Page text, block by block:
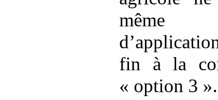
même
fin à la
« option 3 ».